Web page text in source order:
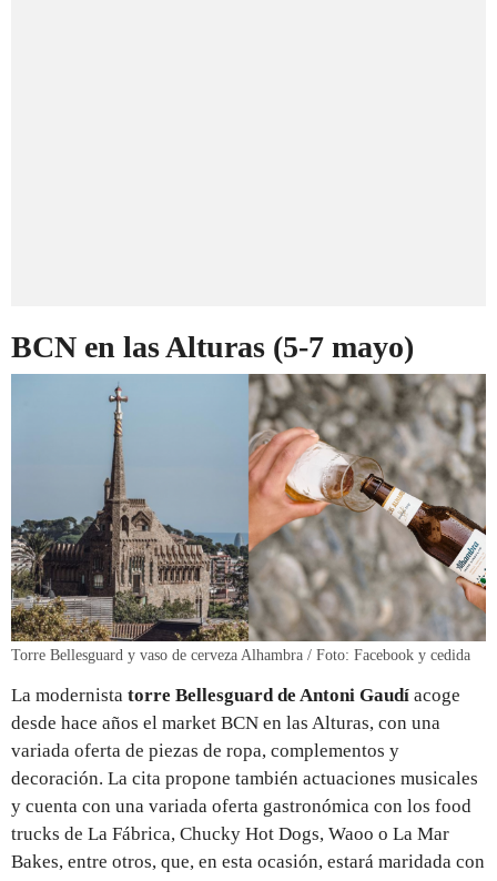
BCN en las Alturas (5-7 mayo)
Torre Bellesguard y vaso de cerveza Alhambra / Foto: Facebook y cedida
La modernista torre Bellesguard de Antoni Gaudí acoge
desde hace años el market BCN en las Alturas, con una
variada oferta de piezas de ropa, complementos y
decoración. La cita propone también actuaciones musicales
y cuenta con una variada oferta gastronómica con los food
trucks de La Fábrica, Chucky Hot Dogs, Waoo o La Mar
Bakes, entre otros, que, en esta ocasión, estará maridada con